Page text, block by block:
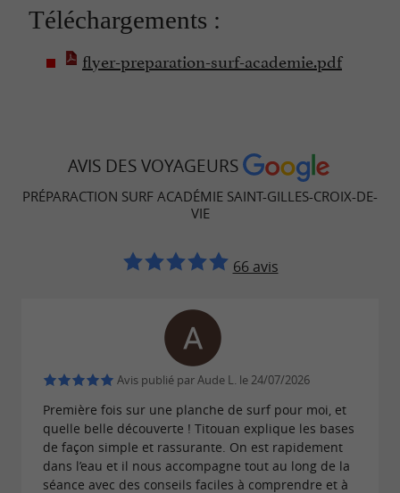
Téléchargements :
flyer-preparation-surf-academie.pdf
AVIS DES VOYAGEURS
PRÉPARACTION SURF ACADÉMIE SAINT-GILLES-CROIX-DE-
VIE
66 avis
Avis publié par Aude L. le 24/07/2026
Première fois sur une planche de surf pour moi, et
quelle belle découverte ! Titouan explique les bases
de façon simple et rassurante. On est rapidement
dans l’eau et il nous accompagne tout au long de la
séance avec des conseils faciles à comprendre et à